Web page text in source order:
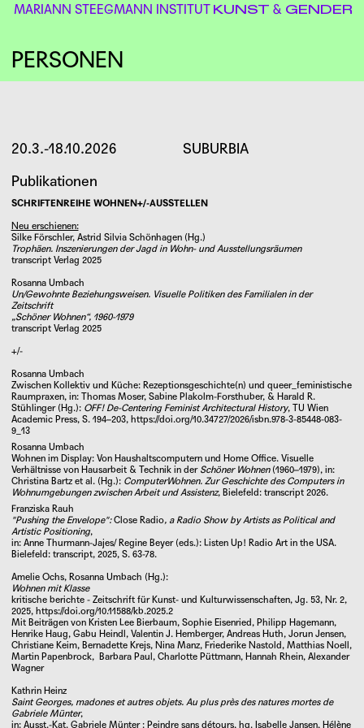
MARIANN STEEGMANN INSTITUT KUNST &GENDER
PERSONEN
↓
Künstlerinnen ohne Geschichte? Anmerkungen zu
Kunstgeschichte und Künstlerinnen des langen 19.
Jahrhunderts
In ihrem epochalen WerkLe Deuxième Sexe
diagnostiziert die französische Philosophin und
Feministin Simone de Beauvoir eine fundamentale
Leerstelle innerhalb der historiografischen
20.3.-18.10.2026
SUBURBIA
Publikationen
SCHRIFTENREIHE WOHNEN+/-AUSSTELLEN
Neu erschienen:
Silke Förschler, Astrid Silvia Schönhagen (Hg.)
Trophäen. Inszenierungen der Jagd in Wohn- und Ausstellungsräumen
transcript Verlag 2025
Rosanna Umbach
Un/Gewohnte Beziehungsweisen. Visuelle Politiken des Familialen in der
Zeitschrift
„Schöner Wohnen“, 1960-1979
transcript Verlag 2025
+/-
Rosanna Umbach
Zwischen Kollektiv und Küche: Rezeptionsgeschichte(n) und queer_feministische
Raumpraxen, in: Thomas Moser, Sabine Plakolm-Forsthuber, & Harald R.
Stühlinger (Hg.): OFF! De-Centering Feminist Architectural History, TU Wien
Academic Press, S. 194–203, https://doi.org/10.34727/2026/isbn.978-3-85448-083-
9_13
Rosanna Umbach
Wohnen im Display: Von Haushaltscomputern und Home Office. Visuelle
Verhältnisse von Hausarbeit & Technik in der Schöner Wohnen(1960–1979), in:
Christina Bartz et al. (Hg.): ComputerWohnen. Zur Geschichte des Computers in
Wohnumgebungen zwischen Arbeit und Assistenz, Bielefeld: transcript 2026.
Franziska Rauh
"Pushing the Envelope":Close Radio, a Radio Show by Artists as Political and
Artistic Positioning,
in: Anne Thurmann-Jajes/ Regine Beyer (eds.): Listen Up! Radio Art in the USA.
Bielefeld: transcript, 2025, S. 63-78.
Amelie Ochs, Rosanna Umbach (Hg.):
Wohnen mit Klasse
kritische berichte - Zeitschrift für Kunst- und Kulturwissenschaften, Jg. 53, Nr. 2,
2025, https://doi.org/10.11588/kb.2025.2
Mit Beiträgen von Kristen Lee Bierbaum, Sophie Eisenried, Philipp Hagemann,
Henrike Haug, Gabu Heindl, Valentin J. Hemberger, Andreas Huth, Jorun Jensen,
Christiane Keim, Bernadette Krejs, Nina Manz, Friederike Nastold, Matthias Noell,
Martin Papenbrock, Barbara Paul, Charlotte Püttmann, Hannah Rhein, Alexander
Wagner
Kathrin Heinz
Saint Georges, madones et autres objets. Au plus près des natures mortes de
Gabriele Münter,
in: Ausst.-Kat. Gabriele Münter : Peindre sans détours, hg. Isabelle Jansen, Hélène